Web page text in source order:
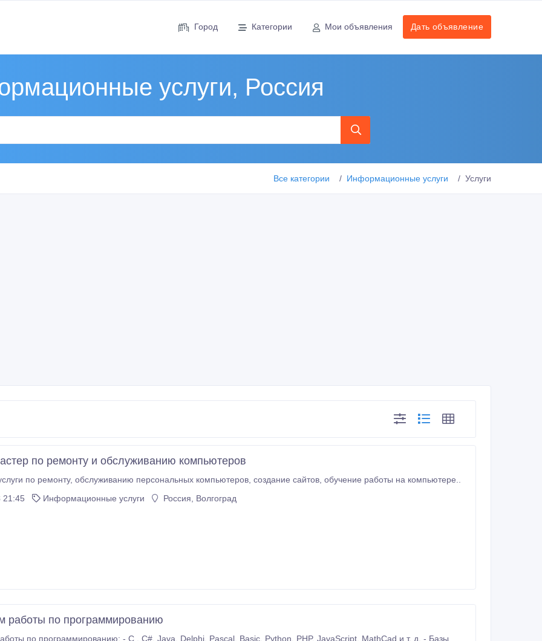
Город Категории Мои объявления Дать объявление
услуги, Россия
Все категории Информационные услуги Услуги
по ремонту и обслуживанию компьютеров
Предлагаем услуги по ремонту, обслуживанию персональных компьютеров, создание сайтов, обучение работы на компьютере..
21:45
Информационные услуги Россия, Волгоград
работы по программированию
- C , C#, Java, Delphi, Pascal, Basic, Python, PHP, JavaScript, MathCad и т. д. - Базы